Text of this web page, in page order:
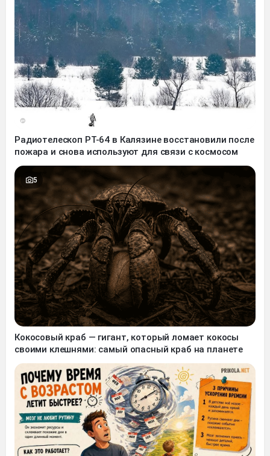
Радиотелескоп РТ-64 в Калязине восстановили после
пожара и снова используют для связи с космосом
5
Кокосовый краб — гигант, который ломает кокосы
своими клешнями: самый опасный краб на планете